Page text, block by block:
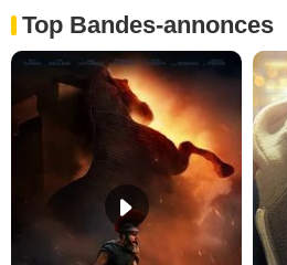
Top Bandes-annonces